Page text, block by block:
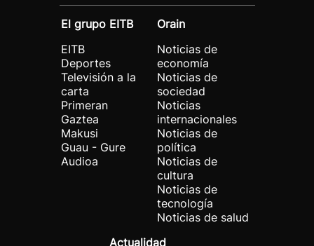
El grupo EITB
EITB
Deportes
Televisión a la
carta
Primeran
Gaztea
Makusi
Guau - Gure
Audioa
Orain
Noticias de
economía
Noticias de
sociedad
Noticias
internacionales
Noticias de
política
Noticias de
cultura
Noticias de
tecnología
Noticias de salud
Actualidad